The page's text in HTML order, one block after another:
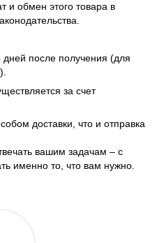
и обмен этого товара в
дней после получения (для
за счет
доставки, что и отправка
вашим задачам – с
именно то, что вам нужно.